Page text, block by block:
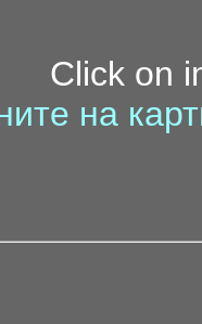
Click on
на